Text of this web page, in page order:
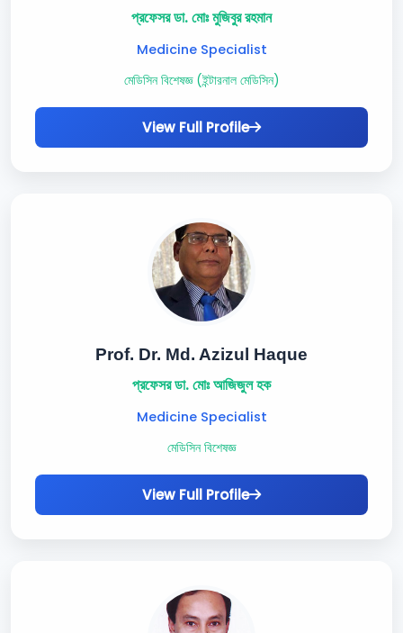
প্রফেসর ডা. মোঃ মুজিবুর রহমান
Medicine Specialist
মেডিসিন বিশেষজ্ঞ (ইন্টারনাল মেডিসিন)
View Full Profile
Prof. Dr. Md. Azizul Haque
প্রফেসর ডা. মোঃ আজিজুল হক
Medicine Specialist
মেডিসিন বিশেষজ্ঞ
View Full Profile